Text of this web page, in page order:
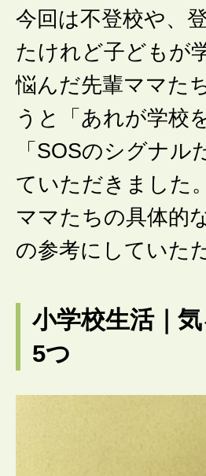
今回は不登校や、
たけれど子どもが
悩んだ先輩ママた
うと「あれが学校
「SOSのシグナ
ていただきました。
ママたちの具体的
の参考にしていた
小学校生活｜
5つ